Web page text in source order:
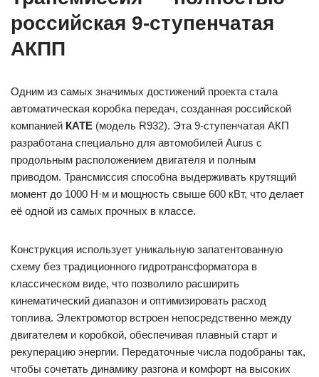
российская 9-ступенчатая
АКПП
Одним из самых значимых достижений проекта стала
автоматическая коробка передач, созданная российской
компанией КАТЕ (модель R932). Эта 9-ступенчатая АКП
разработана специально для автомобилей Aurus с
продольным расположением двигателя и полным
приводом. Трансмиссия способна выдерживать крутящий
момент до 1000 Н·м и мощность свыше 600 кВт, что делает
её одной из самых прочных в классе.
Конструкция использует уникальную запатентованную
схему без традиционного гидротрансформатора в
классическом виде, что позволило расширить
кинематический диапазон и оптимизировать расход
топлива. Электромотор встроен непосредственно между
двигателем и коробкой, обеспечивая плавный старт и
рекуперацию энергии. Передаточные числа подобраны так,
чтобы сочетать динамику разгона и комфорт на высоких